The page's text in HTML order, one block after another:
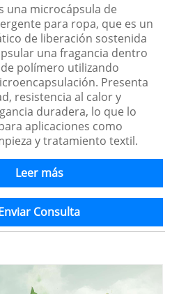
una microcápsula de
para ropa, que es un
de liberación sostenida
una fragancia dentro
polímero utilizando
Presenta
resistencia al calor y
duradera, lo que lo
aplicaciones como
y tratamiento textil.
Leer más
Consulta